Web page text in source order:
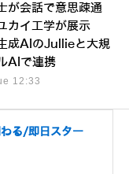
が会話で意思疎通
カイ工学が展示
成AIのJullieと大規
AIで連携
12:33
る/即日スター